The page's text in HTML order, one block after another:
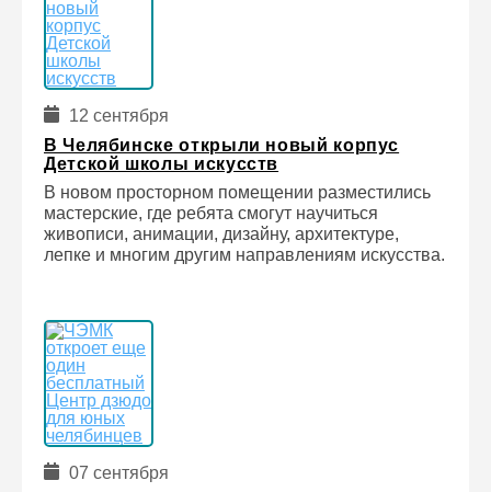
12 сентября
В Челябинске открыли новый корпус
Детской школы искусств
В новом просторном помещении разместились
мастерские, где ребята смогут научиться
живописи, анимации, дизайну, архитектуре,
лепке и многим другим направлениям искусства.
07 сентября